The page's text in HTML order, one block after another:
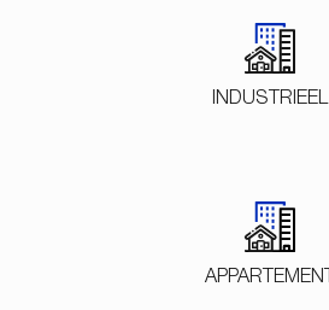
INDUSTRIEEL
APPARTEMENT